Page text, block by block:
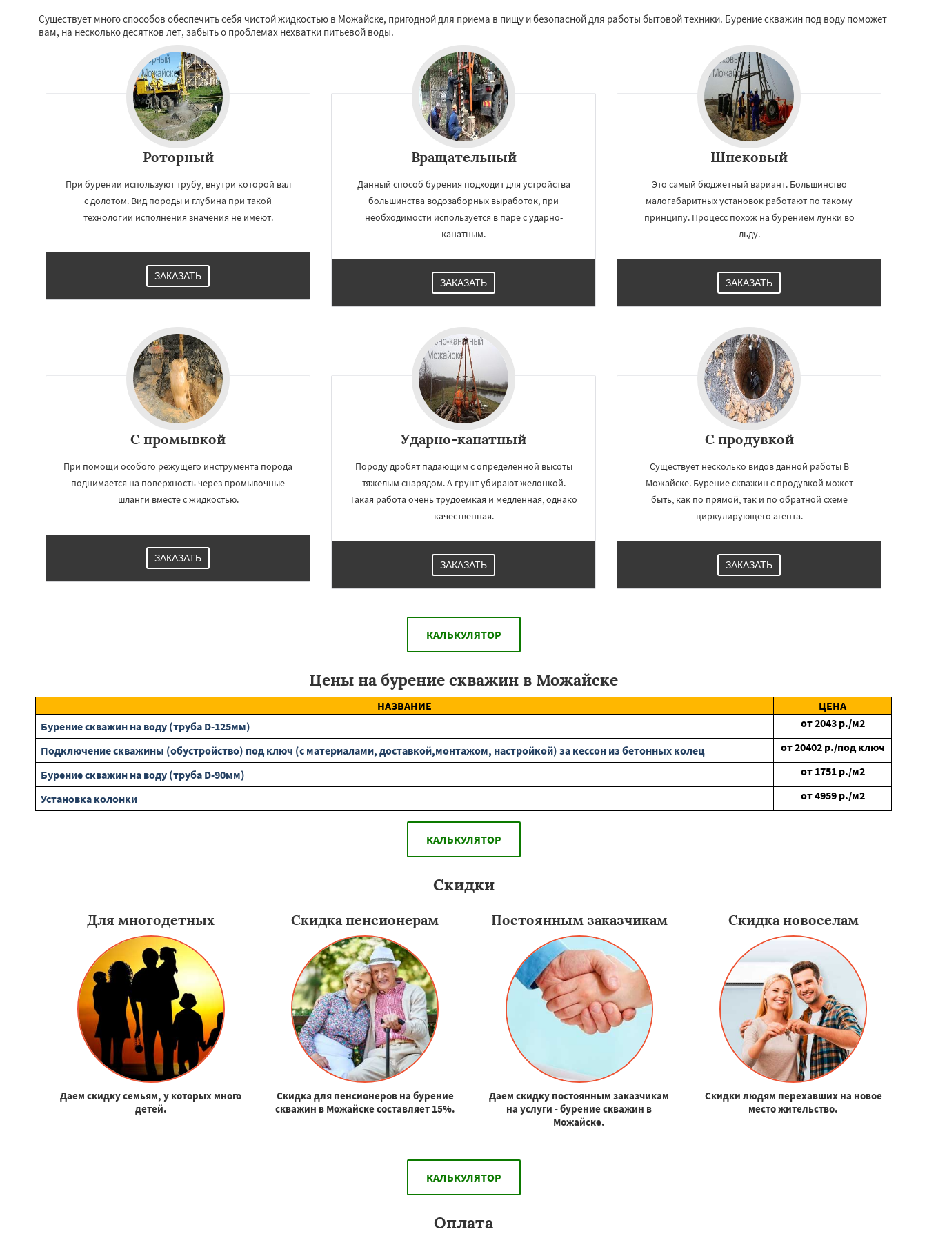
Ступино Талдом Фрязино Химки
Хотьково Черноголовка Чехов Шатура
Существует много способов обеспечить себя чистой жидкостью в Можайске, пригодной для приема в пищу и безопасной для работы бытовой техники. Бурение скважин под воду поможет
вам, на несколько десятков лет, забыть о проблемах нехватки питьевой воды.
Роторный
При бурении используют трубу, внутри которой вал
с долотом. Вид породы и глубина при такой
технологии исполнения значения не имеют.
ЗАКАЗАТЬ
Вращательный
Данный способ бурения подходит для устройства
большинства водозаборных выработок, при
необходимости используется в паре с ударно-
канатным.
ЗАКАЗАТЬ
Шнековый
Это самый бюджетный вариант. Большинство
малогабаритных установок работают по такому
принципу. Процесс похож на бурением лунки во
льду.
ЗАКАЗАТЬ
С промывкой
При помощи особого режущего инструмента порода
поднимается на поверхность через промывочные
шланги вместе с жидкостью.
ЗАКАЗАТЬ
Ударно-канатный
Породу дробят падающим с определенной высоты
тяжелым снарядом. А грунт убирают желонкой.
Такая работа очень трудоемкая и медленная, однако
качественная.
ЗАКАЗАТЬ
С продувкой
Существует несколько видов данной работы В
Можайске. Бурение скважин с продувкой может
быть, как по прямой, так и по обратной схеме
циркулирующего агента.
ЗАКАЗАТЬ
КАЛЬКУЛЯТОР
Цены на бурение скважин в Можайске
НАЗВАНИЕ
ЦЕНА
Бурение скважин на воду (труба D-125мм)
от2043 р./м2
Подключение скважины (обустройство) под ключ (с материалами, доставкой,монтажом, настройкой) за кессон из бетонных колец
от20402 р./под ключ
Бурение скважин на воду (труба D-90мм)
от 1751 р./м2
Установка колонки
от4959 р./м2
КАЛЬКУЛЯТОР
Скидки
Для многодетных
Даем скидку семьям, у которых много
детей.
Скидка пенсионерам
Скидка для пенсионеров на бурение
скважин в Можайске составляет 15%.
Постоянным заказчикам
Даем скидку постоянным заказчикам
на услуги - бурение скважин в
Можайске.
Скидка новоселам
Скидки людям перехавших на новое
место жительство.
КАЛЬКУЛЯТОР
Оплата